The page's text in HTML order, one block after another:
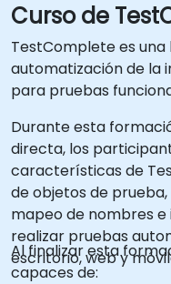
Curso de
TestComplete es
automatización de la
para pruebas
Durante esta
directa, los
características de
de objetos de
mapeo de nombres
realizar pruebas
escritorio, web y
Al finalizar esta
capaces de: